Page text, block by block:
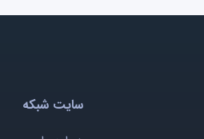
سایت شبکه